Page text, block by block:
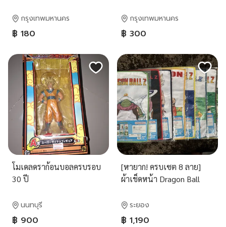
กรุงเทพมหานคร
฿ 180
กรุงเทพมหานคร
฿ 300
โมเดลดราก้อนบอลครบรอบ
30 ปี
นนทบุรี
฿ 900
[หายาก! ครบเซต 8 ลาย]
ผ้าเช็ดหน้า Dragon Ball
Planet Namek (รางวัล I) -
มือ 1 ในซีล (มี 2 ชุด)
ระยอง
฿ 1,190